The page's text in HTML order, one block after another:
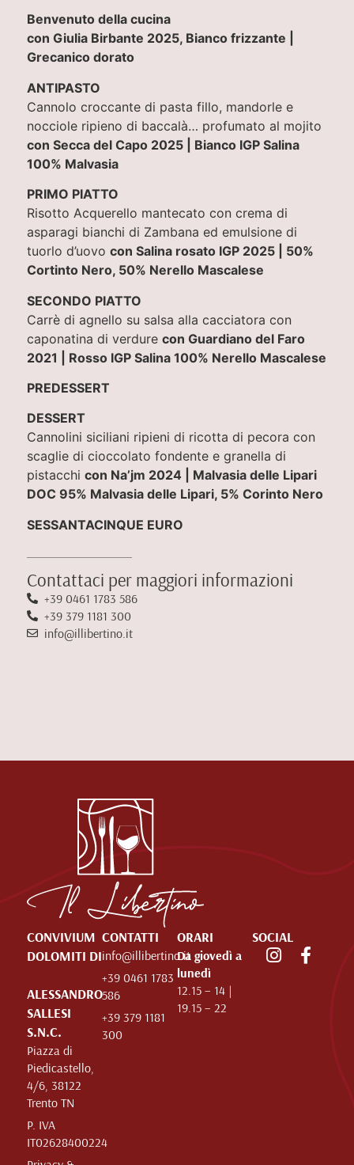
Benvenuto della cucina
con Giulia Birbante 2025, Bianco frizzante |
Grecanico dorato
ANTIPASTO
Cannolo croccante di pasta fillo, mandorle e
nocciole ripieno di baccalà… profumato al mojito
con Secca del Capo 2025 | Bianco IGP Salina
100% Malvasia
PRIMO PIATTO
Risotto Acquerello mantecato con crema di
asparagi bianchi di Zambana ed emulsione di
tuorlo d’uovo con Salina rosato IGP 2025 | 50%
Cortinto Nero, 50% Nerello Mascalese
SECONDO PIATTO
Carrè di agnello su salsa alla cacciatora con
caponatina di verdure con Guardiano del Faro
2021 | Rosso IGP Salina 100% Nerello Mascalese
PREDESSERT
DESSERT
Cannolini siciliani ripieni di ricotta di pecora con
scaglie di cioccolato fondente e granella di
pistacchi con Na’jm 2024 | Malvasia delle Lipari
DOC 95% Malvasia delle Lipari, 5% Corinto Nero
SESSANTACINQUE EURO
Contattaci per maggiori informazioni
+39 0461 1783 586
+39 379 1181 300
info@illibertino.it
CONVIVIUM
DOLOMITI DI
ALESSANDRO
SALLESI
S.N.C.
Piazza di
Piedicastello,
4/6, 38122
Trento TN
P. IVA
IT02628400224
CONTATTI
info@illibertino.it
+39 0461 1783
586
+39 379 1181
300
ORARI
Da giovedì a
lunedì
12.15 – 14 |
19.15 – 22
SOCIAL